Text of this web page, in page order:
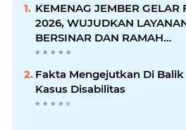
KEMENAG JEMBER GELAR
2026, WUJUDKAN
BERSINAR DAN RAMAH
DISABILITAS
Fakta Mengejutkan Di Balik
Kasus Disabilitas